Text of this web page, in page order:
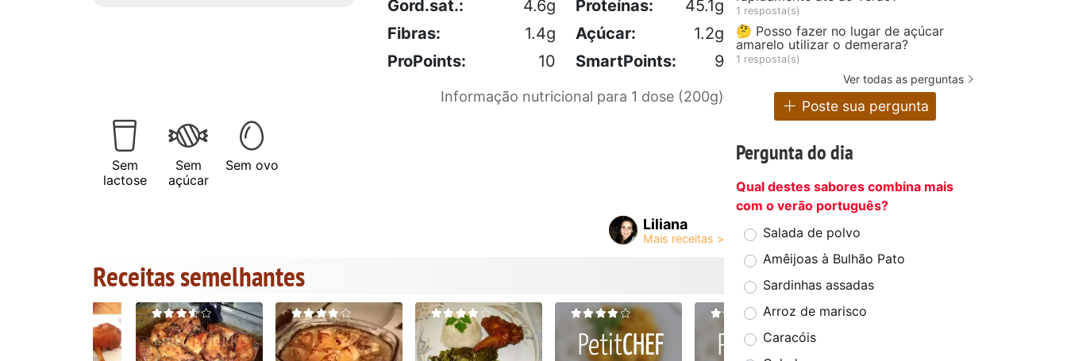
Gord.sat.:
4.6g Proteínas:
45.1g
Fibras:
1.4g Açúcar:
1.2g
ProPoints:
10 SmartPoints: 9
Informação nutricional para 1 dose (200g)
Sem
lactose
Sem
açúcar
Sem ovo
Liliana
Receitas semelhantes
1 resposta(s)
🤔 Posso fazer no lugar de açúcar
amarelo utilizar o demerara?
1 resposta(s)
Ver todas as perguntas
Poste sua pergunta
Pergunta do dia
Qual destes sabores combina mais
com o verão português?
Salada de polvo
Amêijoas à Bulhão Pato
Sardinhas assadas
Arroz de marisco
Caracóis